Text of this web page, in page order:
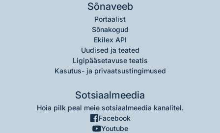
Sõnaveeb
Portaalist
Sõnakogud
Ekilex API
Uudised ja teated
Ligipääsetavuse teatis
Kasutus- ja privaatsustingimused
Sotsiaalmeedia
Hoia pilk peal meie sotsiaalmeedia kanalitel.
Facebook
Youtube